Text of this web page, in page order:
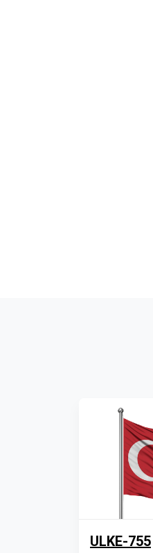
ULKE-755